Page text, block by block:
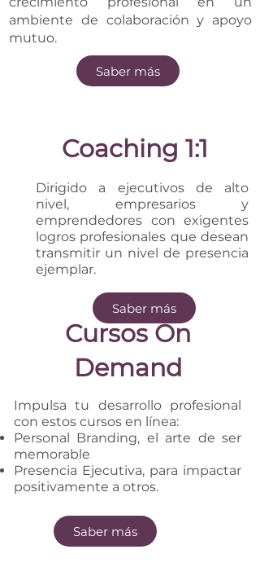
ambiente de colaboración y apoyo
mutuo.
Saber más
Coaching 1:1
Dirigido a ejecutivos de alto
nivel, empresarios y
emprendedores con exigentes
logros profesionales que desean
transmitir un nivel de presencia
ejemplar.
Saber más
Cursos On
Demand
Impulsa tu desarrollo profesional
con estos cursos en línea:
Personal Branding, el arte de ser
memorable
Presencia Ejecutiva, para impactar
positivamente a otros.
Saber más